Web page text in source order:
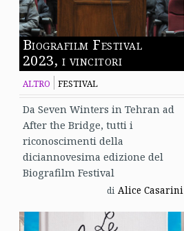
Biografilm Festival
2023, i vincitori
ALTRO FESTIVAL
Da Seven Winters in Tehran ad
After the Bridge, tutti i
riconoscimenti della
diciannovesima edizione del
Biografilm Festival
di Alice Casarini